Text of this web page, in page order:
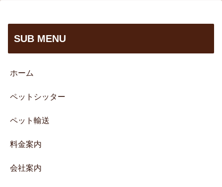
SUB MENU
ホーム
ペットシッター
ペット輸送
料金案内
会社案内